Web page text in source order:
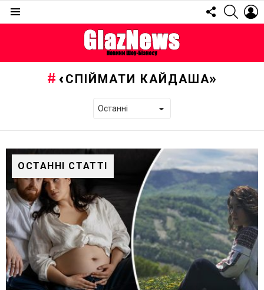
FOLLOW
US
«СПІЙМАТИ КАЙДАША»
ОСТАННІ СТАТТІ